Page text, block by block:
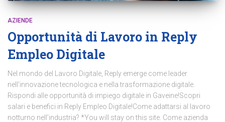
AZIENDE
Opportunità di Lavoro in Reply
Empleo Digitale
Nel mondo del Lavoro Digitale, Reply emerge come leader
nell’innovazione tecnologica e nella trasformazione digitale.
Rispondi alle opportunità di impiego digitale in Gaveine!Scopri
salari e benefici in Reply Empleo Digitale!Come adattarsi al lavoro
notturno nell’industria? *You will stay on this site. Come azienda